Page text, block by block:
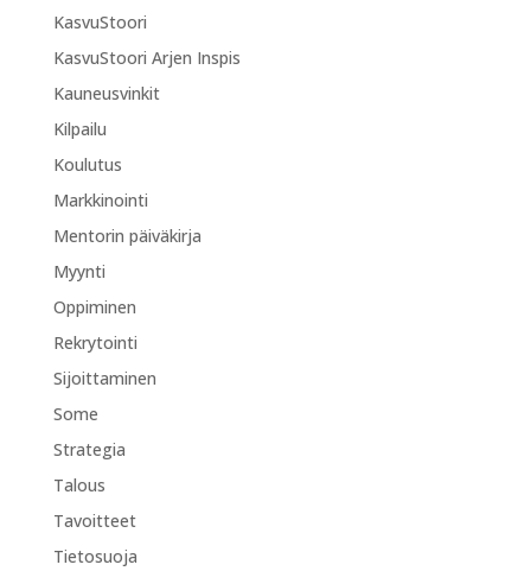
KasvuStoori
KasvuStoori Arjen Inspis
Kauneusvinkit
Kilpailu
Koulutus
Markkinointi
Mentorin päiväkirja
Myynti
Oppiminen
Rekrytointi
Sijoittaminen
Some
Strategia
Talous
Tavoitteet
Tietosuoja